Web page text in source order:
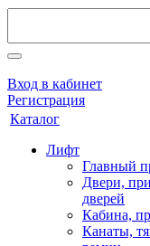
Вход в кабинет
Регистрация
Каталог
Лифт
Главный
Двери,
дверей
Кабина,
Канаты,